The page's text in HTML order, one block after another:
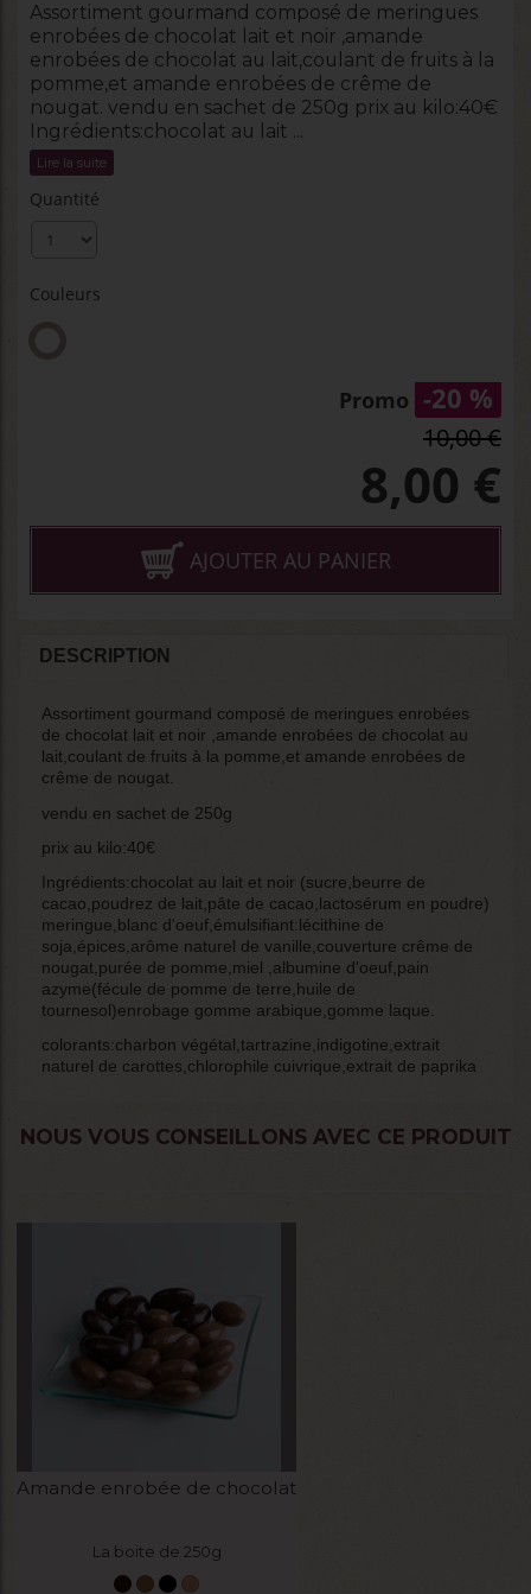
Assortiment gourmand composé de meringues
enrobées de chocolat lait et noir ,amande
enrobées de chocolat au lait,coulant de fruits à la
pomme,et amande enrobées de crême de
nougat. vendu en sachet de 250g prix au kilo:40€
Ingrédients:chocolat au lait ...
Lire la suite
Quantité
Couleurs
Promo -20 %
10,00 €
8,00 €
AJOUTER AU PANIER
DESCRIPTION
Assortiment gourmand composé de meringues enrobées
de chocolat lait et noir ,amande enrobées de chocolat au
lait,coulant de fruits à la pomme,et amande enrobées de
crême de nougat.
vendu en sachet de 250g
prix au kilo:40€
Ingrédients:chocolat au lait et noir (sucre,beurre de
cacao,poudrez de lait,pâte de cacao,lactosérum en poudre)
meringue,blanc d'oeuf,émulsifiant:lécithine de
soja,épices,arôme naturel de vanille,couverture crême de
nougat,purée de pomme,miel ,albumine d'oeuf,pain
azyme(fécule de pomme de terre,huile de
tournesol)enrobage gomme arabique,gomme laque.
colorants:charbon végétal,tartrazine,indigotine,extrait
naturel de carottes,chlorophile cuivrique,extrait de paprika
NOUS VOUS CONSEILLONS AVEC CE PRODUIT
Amande enrobée de chocolat
La boite de 250g